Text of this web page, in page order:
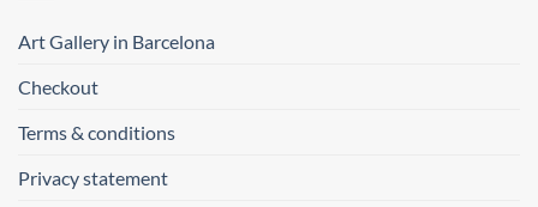
Art Gallery in Barcelona
Checkout
Terms & conditions
Privacy statement